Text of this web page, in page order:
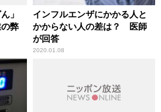
」
弊
インフルエンザにかかる人と
かからない人の差は？ 医師
が回答
2020.01.08